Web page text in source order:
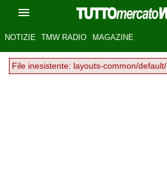
NOTIZIE TMW RADIO MAGAZINE
File inesistente: layouts-common/